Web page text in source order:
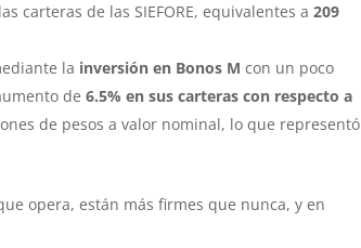
carteras de las SIEFORE, equivalentes a209
la inversión en Bonos M con un poco
de6.5% en sus carteras con respecto a
de pesos a valor nominal, lo que representó
opera, están más firmes que nunca, y en